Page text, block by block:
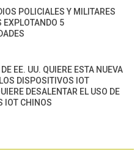
POLICIALES Y MILITARES
EXPLOTANDO 5
EE. UU. QUIERE ESTA NUEVA
DISPOSITIVOS IOT
DESALENTAR EL USO DE
IOT CHINOS